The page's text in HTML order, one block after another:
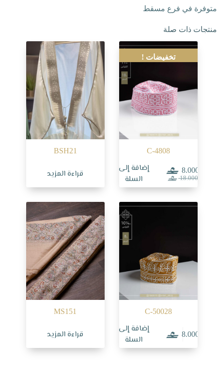
متوفرة في فرع مسقط
منتجات ذات صلة
تخفيضات !
C-4808
18.000السعر
الأصلي
18.000.
8.000
السعر
الحالي
8.000.
إضافة إلى
السلة
BSH21
قراءة المزيد
C-50028
8.000
إضافة إلى
السلة
MS151
قراءة المزيد